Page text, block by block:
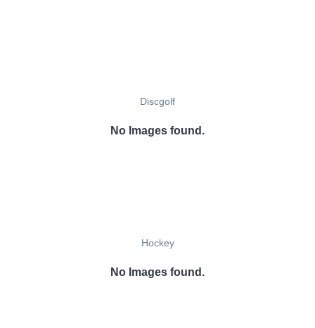
Discgolf
No Images found.
Hockey
No Images found.